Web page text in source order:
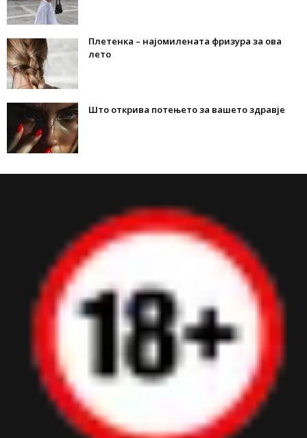
Плетенка – најомилената фризура за ова
лето
Што открива потењето за вашето здравје